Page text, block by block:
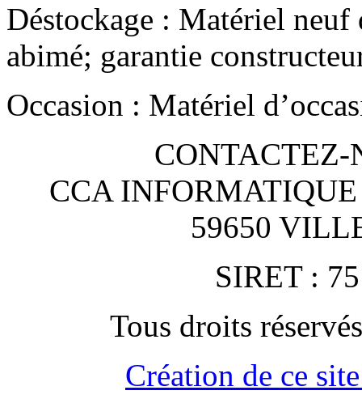
Déstockage : Matériel neuf
abimé; garantie
Occasion : Matériel
CONTACTEZ-
CCA
59650
SIRET :
Tous droits
Création de ce